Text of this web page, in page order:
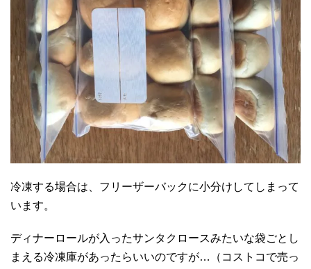
冷凍する場合は、フリーザーバックに小分けしてしまって
います。
ディナーロールが入ったサンタクロースみたいな袋ごとし
まえる冷凍庫があったらいいのですが…（コストコで売っ